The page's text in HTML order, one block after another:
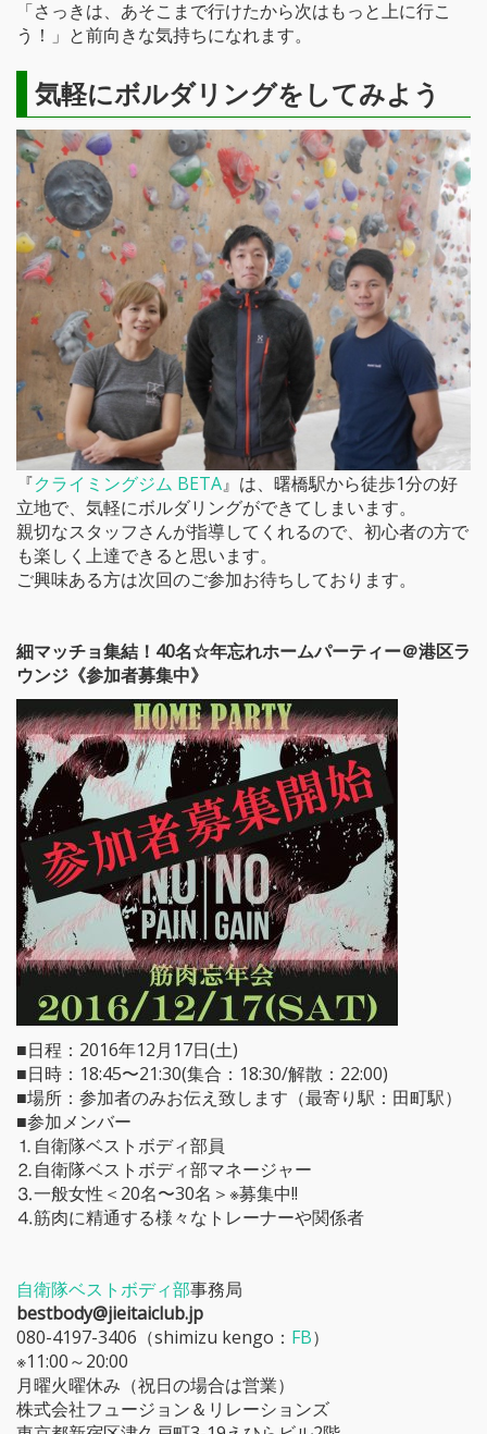
「さっきは、あそこまで行けたから次はもっと上に行こ
う！」と前向きな気持ちになれます。
気軽にボルダリングをしてみよう
『クライミングジム BETA』は、曙橋駅から徒歩1分の好
立地で、気軽にボルダリングができてしまいます。
親切なスタッフさんが指導してくれるので、初心者の方で
も楽しく上達できると思います。
ご興味ある方は次回のご参加お待ちしております。
細マッチョ集結！40名☆年忘れホームパーティー＠港区ラ
ウンジ《参加者募集中》
■日程：2016年12月17日(土)
■日時：18:45〜21:30(集合：18:30/解散：22:00)
■場所：参加者のみお伝え致します（最寄り駅：田町駅）
■参加メンバー
⒈自衛隊ベストボディ部員
⒉自衛隊ベストボディ部マネージャー
⒊一般女性＜20名〜30名＞※募集中!!
⒋筋肉に精通する様々なトレーナーや関係者
自衛隊ベストボディ部事務局
bestbody@jieitaiclub.jp
080-4197-3406（shimizu kengo： FB）
※11:00～20:00
月曜火曜休み（祝日の場合は営業）
株式会社フュージョン＆リレーションズ